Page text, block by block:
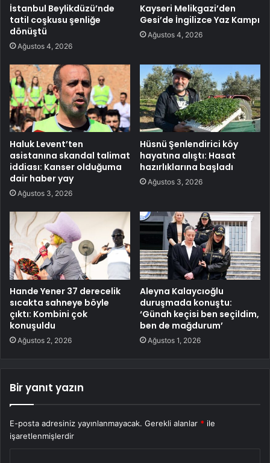
İstanbul Beylikdüzü’nde
tatil coşkusu şenliğe
dönüştü
Ağustos 4, 2026
Kayseri Melikgazi’den
Gesi’de İngilizce Yaz Kampı
Ağustos 4, 2026
Haluk Levent’ten
asistanına skandal talimat
iddiası: Kanser olduğuma
dair haber yay
Ağustos 3, 2026
Hüsnü Şenlendirici köy
hayatına alıştı: Hasat
hazırlıklarına başladı
Ağustos 3, 2026
Hande Yener 37 derecelik
sıcakta sahneye böyle
çıktı: Kombini çok
konuşuldu
Ağustos 2, 2026
Aleyna Kalaycıoğlu
duruşmada konuştu:
‘Günah keçisi ben seçildim,
ben de mağdurum’
Ağustos 1, 2026
Bir yanıt yazın
E-posta adresiniz yayınlanmayacak. Gerekli alanlar * ile
işaretlenmişlerdir